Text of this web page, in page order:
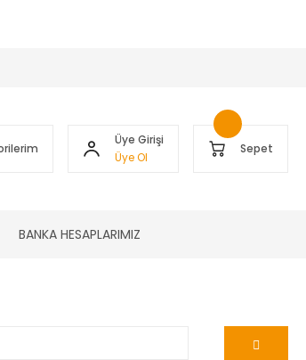
Üye Girişi
Üye Ol
Sepet
BANKA HESAPLARIMIZ